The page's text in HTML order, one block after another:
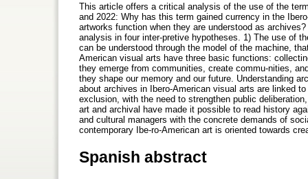
This article offers a critical analysis of the use of the
and 2022: Why has this term gained currency in the
artworks function when they are understood as
analysis in four inter-pretive hypotheses. 1) The use of
can be understood through the model of the machine,
American visual arts have three basic functions:
they emerge from communities, create commu-nities,
they shape our memory and our future. Understanding
about archives in Ibero-American visual arts are linked
exclusion, with the need to strengthen public
art and archival have made it possible to read history
and cultural managers with the concrete demands of
contemporary Ibe-ro-American art is oriented towards
Spanish abstract